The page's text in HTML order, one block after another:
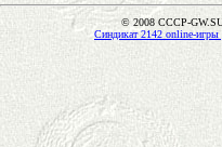
© 2008 CCCP-
Синдикат 2142 online-игры